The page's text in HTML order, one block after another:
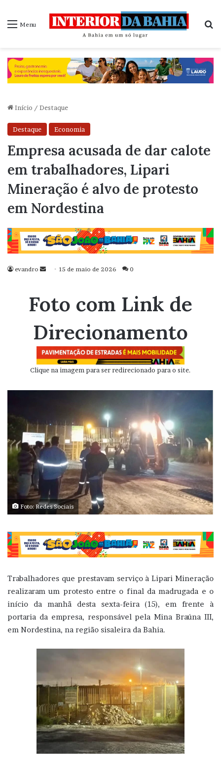
Menu
Início / Destaque
Destaque Economia
Empresa acusada de dar calote
em trabalhadores, Lipari
Mineração é alvo de protesto
em Nordestina
evandro
Mande
mail
15 de maio de 2026 0
Foto com Link de
Direcionamento
Clique na imagem para ser redirecionado para o site.
Foto: Redes Sociais
Trabalhadores que prestavam serviço à Lipari Mineração
realizaram um protesto entre o final da madrugada e o
início da manhã desta sexta-feira (15), em frente à
portaria da empresa, responsável pela Mina Braúna III,
em Nordestina, na região sisaleira da Bahia.